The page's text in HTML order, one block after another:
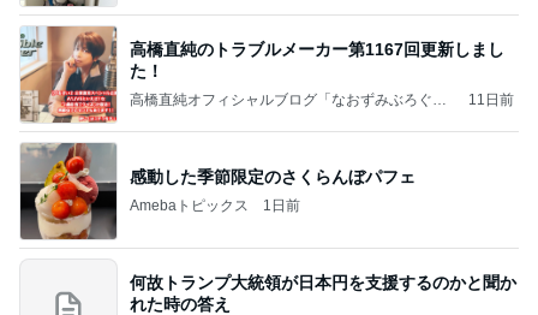
高橋直純のトラブルメーカー第1167回更新しまし
た！
高橋直純オフィシャルブログ「なおずみぶろぐ」
11日前
感動した季節限定のさくらんぼパフェ
Amebaトピックス 1日前
何故トランプ大統領が日本円を支援するのかと聞か
れた時の答え